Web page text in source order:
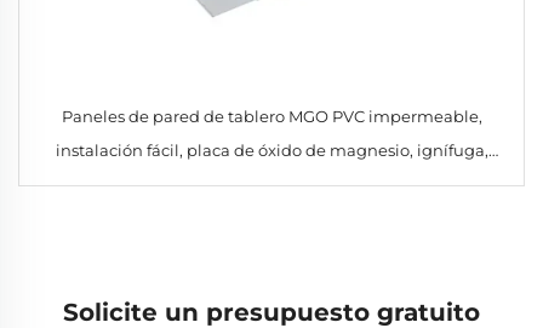
Paneles de pared de tablero MGO PVC impermeable,
instalación fácil, placa de óxido de magnesio, ignífuga,
decoración interior sándwich, cámaras frigoríficas acero
Solicite un presupuesto gratuito